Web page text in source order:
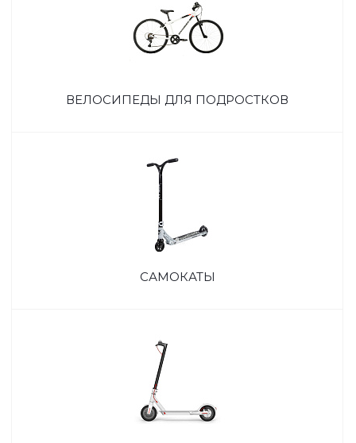
ВЕЛОСИПЕДЫ ДЛЯ ПОДРОСТКОВ
САМОКАТЫ